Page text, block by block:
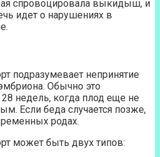
спровоцировала выкидыш, и
идет о нарушениях в
подразумевает непринятие
Обычно это
недель, когда плод еще не
Если беда случается позже,
родах.
может быть двух типов: